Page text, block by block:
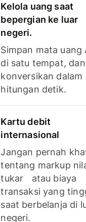
Kelola uang saat
bepergian ke luar
negeri.
Simpan mata uang
di satu tempat, dan
konversikan dalam
hitungan detik.
Kartu debit
internasional
Jangan pernah
tentang markup
tukar atau biaya
transaksi yang
saat berbelanja di
negeri.